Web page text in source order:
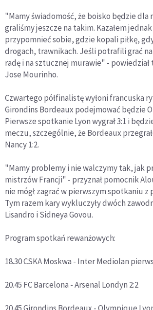
"Mamy świadomość, że boisko będzie dla
graliśmy jeszcze na takim. Kazałem
przypomnieć sobie, gdzie kopali piłkę,
drogach, trawnikach. Jeśli potrafili grać
radę i na sztucznej murawie" -
Jose Mourinho.
Czwartego półfinalistę wyłoni francuska
Girondins Bordeaux podejmować będzie
Pierwsze spotkanie Lyon wygrał 3:1 i
meczu, szczególnie, że Bordeaux
Nancy 1:2.
"Mamy problemy i nie walczymy tak, jak
mistrzów Francji" - przyznał pomocnik
nie mógł zagrać w pierwszym spotkaniu
Tym razem kary wykluczyły dwóch
Lisandro i Sidneya Govou.
Program spotkań rewanżowych:
18.30 CSKA Moskwa - Inter Mediolan
20.45 FC Barcelona - Arsenal Londyn 2:2
20.45 Girondins Bordeaux - Olympique